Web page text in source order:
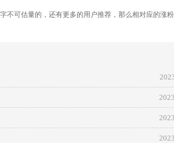
不可估量的，还有更多的用户推荐，那么相对应的涨粉